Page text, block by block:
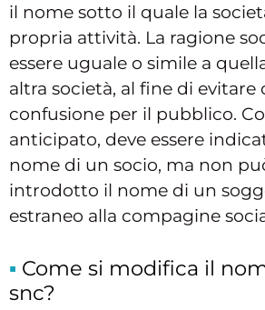
il nome sotto il quale la
propria attività. La ragione
essere uguale o simile a
altra società, al fine di evitare
confusione per il pubblico.
anticipato, deve essere
nome di un socio, ma non
introdotto il nome di un
estraneo alla compagine
Come si modifica il
snc?